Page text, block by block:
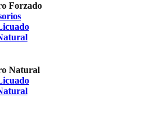
Forzado
Natural